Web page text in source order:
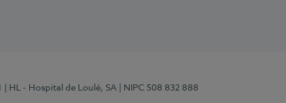
| HL - Hospital de Loulé, SA | NIPC 508 832 888